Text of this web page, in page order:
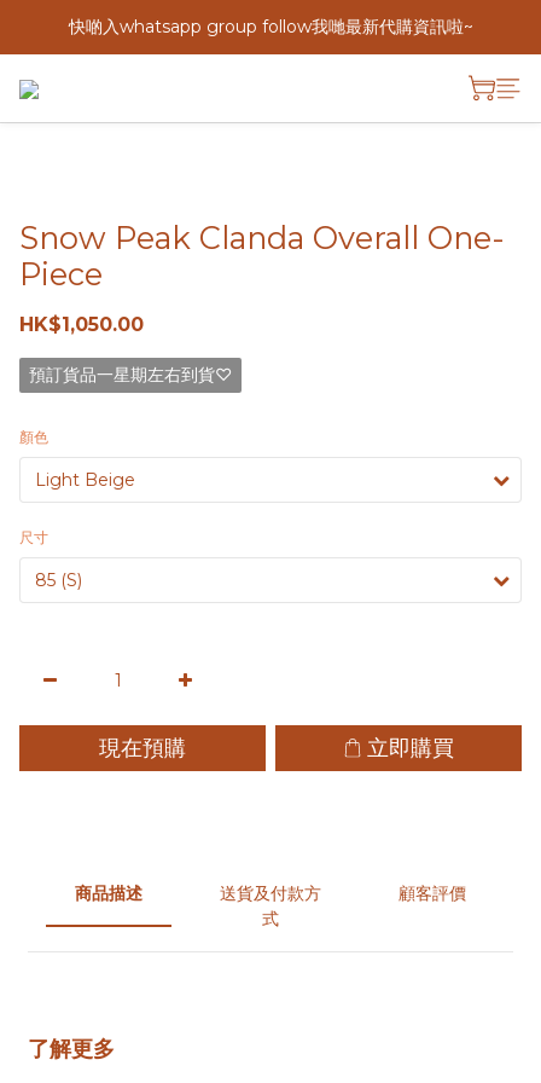
快啲入whatsapp group follow我哋最新代購資訊啦~
Snow Peak Clanda Overall One-
Piece
HK$1,050.00
預訂貨品一星期左右到貨♡
顏色
尺寸
現在預購 立即購買
商品描述
送貨及付款方
式
顧客評價
了解更多